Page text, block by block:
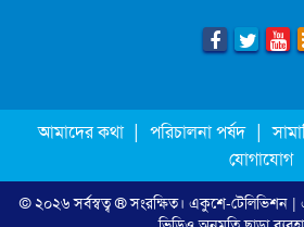
মূল্যস্ফীতি কমে
ছুটিতে গিয়ে না
নতুন নিয়ম সৌদির
এনবিআরের সবাই
আমাদের কথা | পরিচালনা পর্ষদ |
যোগাযোগ
© ২০২৬ সর্বস্বত্ব ® সংরক্ষিত। একুশে-টেলিভিশন |